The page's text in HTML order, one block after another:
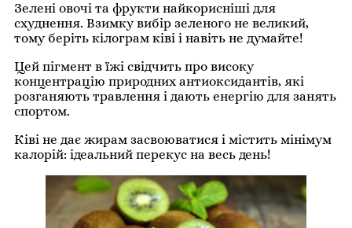
Зелені овочі та фрукти найкорисніші для
схуднення. Взимку вибір зеленого не великий,
тому беріть кілограм ківі і навіть не думайте!
Цей пігмент в їжі свідчить про високу
концентрацію природних антиоксидантів, які
розганяють травлення і дають енергію для занять
спортом.
Ківі не дає жирам засвоюватися і містить мінімум
калорій: ідеальний перекус на весь день!